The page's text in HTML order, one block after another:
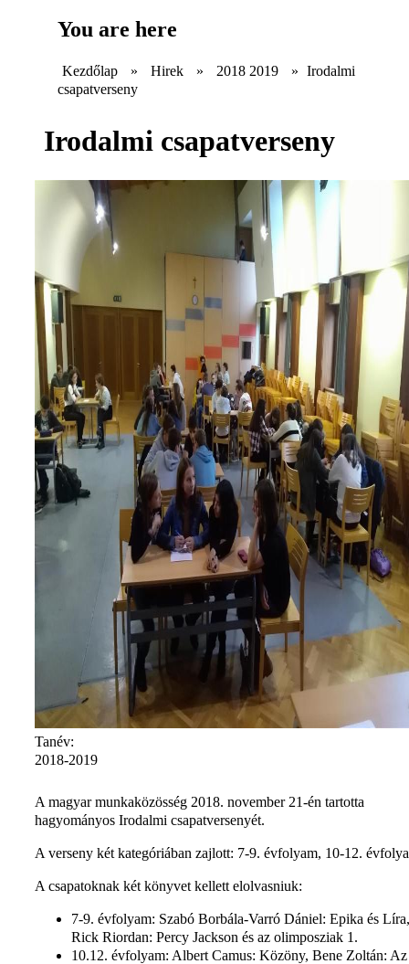
You are here
Kezdőlap » Hirek » 2018 2019 » Irodalmi
csapatverseny
Irodalmi csapatverseny
Tanév:
2018-2019
A magyar munkaközösség 2018. november 21-én tartotta
hagyományos Irodalmi csapatversenyét.
A verseny két kategóriában zajlott: 7-9. évfolyam, 10-12.
A csapatoknak két könyvet kellett elolvasniuk:
7-9. évfolyam: Szabó Borbála-Varró Dániel: Epika és Líra,
Rick Riordan: Percy Jackson és az olimposziak 1.
10.12. évfolyam: Albert Camus: Közöny, Bene Zoltán: Az